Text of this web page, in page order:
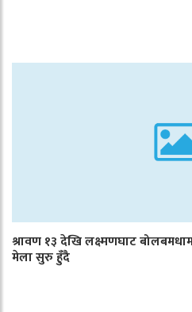
श्रावण १३ देखि लक्ष्मणघाट
मेला सुरु हुँदै